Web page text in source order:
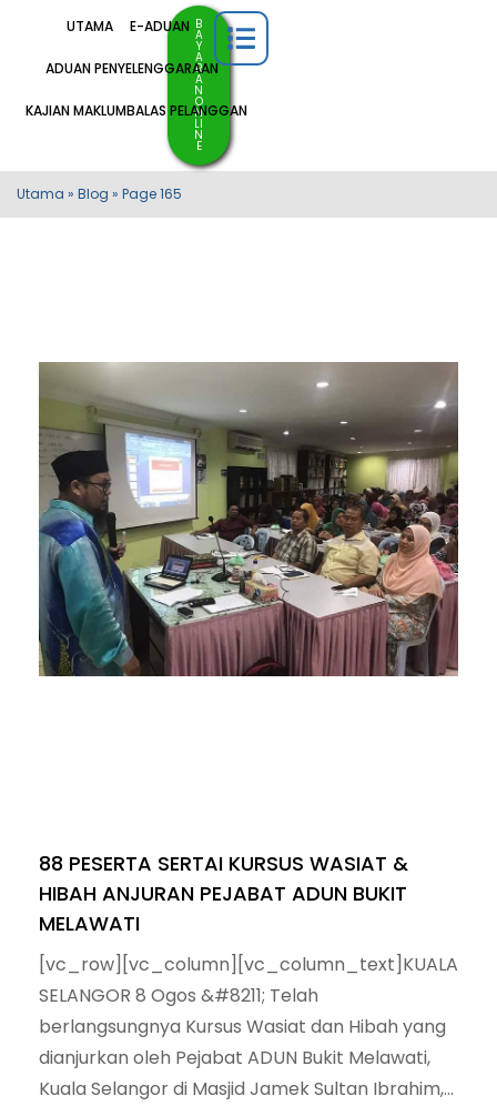
UTAMA E-ADUAN
ADUAN PENYELENGGARAAN
KAJIAN MAKLUMBALAS PELANGGAN
B
A
Y
A
R
A
N
O
N
LI
N
E
Utama » Blog » Page 165
88 PESERTA SERTAI KURSUS WASIAT &
HIBAH ANJURAN PEJABAT ADUN BUKIT
MELAWATI
[vc_row][vc_column][vc_column_text]KUALA
SELANGOR 8 Ogos &#8211; Telah
berlangsungnya Kursus Wasiat dan Hibah yang
dianjurkan oleh Pejabat ADUN Bukit Melawati,
Kuala Selangor di Masjid Jamek Sultan Ibrahim,